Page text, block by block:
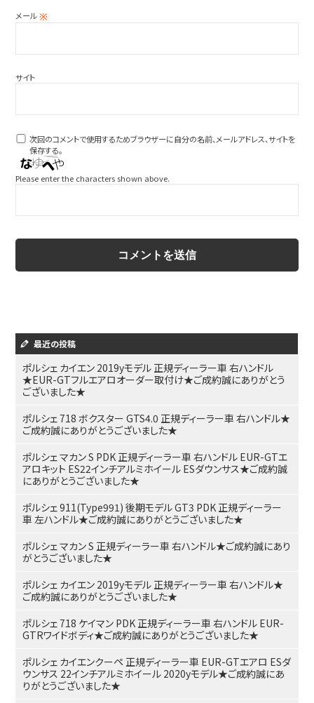
メール※
サイト
次回のコメントで使用するためブラウザーに自分の名前、メールアドレス、サイトを
保存する。
Please enter the characters shown above.
最近の投稿
ポルシェ カイエン 2019yモデル 正規ディーラー車 右ハンドル
★EUR-GTフルエアロオーダー取付け★ご成約誠にありがとう
ございました★
ポルシェ 718 ボクスター GTS4.0 正規ディーラー車 右ハンドル★
ご成約誠にありがとうございました★
ポルシェ マカン S PDK 正規ディーラー車 右ハンドル EUR-GTエ
アロキット ES22インチアルミホイール ESダウンサス★ご成約誠
にありがとうございました★
ポルシェ 911(Type991) 後期モデル GT3 PDK 正規ディーラー
車 左ハンドル★ご成約誠にありがとうございました★
ポルシェ マカン S 正規ディーラー車 右ハンドル★ご成約誠にあり
がとうございました★
ポルシェ カイエン 2019yモデル 正規ディーラー車 右ハンドル★
ご成約誠にありがとうございました★
ポルシェ 718 ケイマン PDK 正規ディーラー車 右ハンドル EUR-
GTRワイドボディ★ご成約誠にありがとうございました★
ポルシェ カイエンクーペ 正規ディーラー車 EUR-GTエアロ ESダ
ウンサス 22インチアルミホイール 2020yモデル★ご成約誠にあ
りがとうございました★